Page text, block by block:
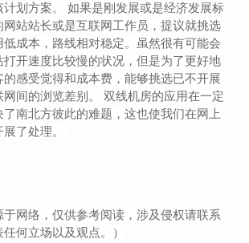
计划方案。 如果是刚发展或是经济发展标
网站站长或是互联网工作员，提议就挑选
成本，路线相对稳定。虽然很有可能会
打开速度比较慢的状况，但是为了更好地
感受觉得和成本费，能够挑选已不开展
间的浏览差别。 双线机房的应用在一定
南北方彼此的难题，这也使我们在网上
了处理。
于网络，仅供参考阅读，涉及侵权请联系
何立场以及观点。）